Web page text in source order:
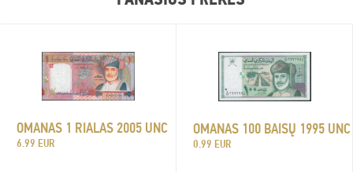
OMANAS 1 RIALAS 2005 UNC
6.99 EUR
OMANAS 100 BAISŲ 1995 UNC
0.99 EUR